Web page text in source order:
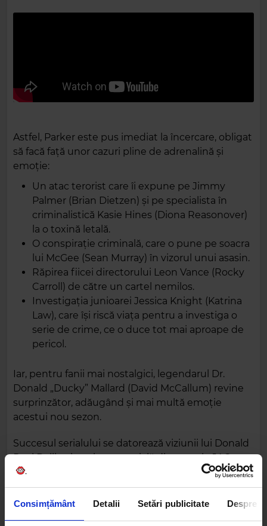
Consimțământ Detalii Setări publicitate Despre
Astfel, Parker este pus imediat la încercare, obligat
să facă față unor cazuri pline de adrenalină și
emoție:
Un atac terorist care îi expune pe Jimmy
Palmer (Brian Dietzen) și pe specialista în
criminalistică Kasie Hines (Diona Reasonover)
la o toxină letală.
O conspirație criminală, care o pune pe soacra
lui McGee (Sean Murray) în vizorul unui asasin.
Răpirea fiicei directorului Leon Vance (Rocky
Carroll) de către un cartel nemilos.
Investigația junioarei Jessica Knight (Katrina
Law), care își riscă viața pentru a investiga o
serie de crime, ce o duce tot mai aproape de
pericol.
Iar, pentru fanii mai nostalgici, legendarul Dr.
Donald „Ducky” Mallard (David McCallum) revine
surprinzător, adăugând și mai multă emoție
acestui nou sezon.
Succesul serialului se datorează viziunii lui Donald
Paul Bellisario, mintea genială din spatele JAG –
faimosul serial american de dramă juridică.
Inspirându-se din propria experiență de veteran al
Marinei, Bellisario a adus autenticitate și o